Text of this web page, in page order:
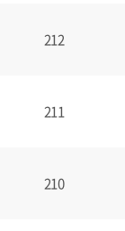
212
211
210